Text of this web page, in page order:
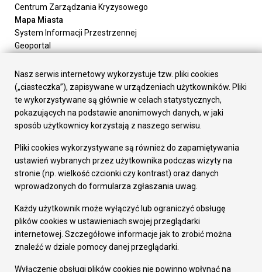
Centrum Zarządzania Kryzysowego
Mapa Miasta
System Informacji Przestrzennej
Geoportal
Załatw sprawę
Prezydent Miasta
Rada Miasta
Wydziały
Elektroniczna Skrzynka Podawcza
Gospodarka
Fundusze europejskie
Środki krajowe
Oferty inwestycyjne
Pozostałe
Deklaracja dostępności
Dane osobowe
Dodaj opinię o witrynie
Nasz serwis internetowy wykorzystuje tzw. pliki cookies
(„ciasteczka”), zapisywane w urządzeniach użytkowników. Pliki
te wykorzystywane są głównie w celach statystycznych,
pokazujących na podstawie anonimowych danych, w jaki
sposób użytkownicy korzystają z naszego serwisu.
Pliki cookies wykorzystywane są również do zapamiętywania
ustawień wybranych przez użytkownika podczas wizyty na
stronie (np. wielkość czcionki czy kontrast) oraz danych
wprowadzonych do formularza zgłaszania uwag.
Każdy użytkownik może wyłączyć lub ograniczyć obsługę
plików cookies w ustawieniach swojej przeglądarki
internetowej. Szczegółowe informacje jak to zrobić można
znaleźć w dziale pomocy danej przeglądarki.
Wyłączenie obsługi plików cookies nie powinno wpłynąć na